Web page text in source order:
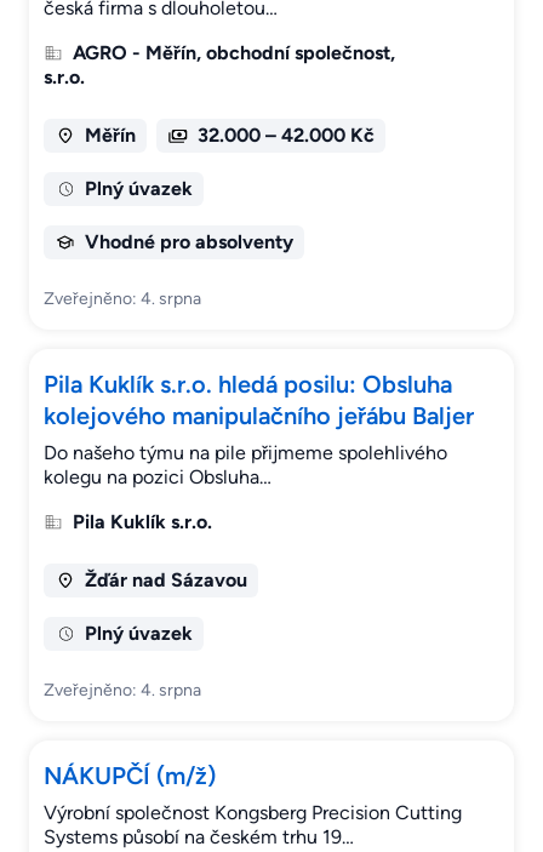
česká firma s dlouholetou…
AGRO - Měřín, obchodní společnost,
s.r.o.
Měřín 32.000 – 42.000 Kč
Plný úvazek
Vhodné pro absolventy
Zveřejněno: 4. srpna
Pila Kuklík s.r.o. hledá posilu: Obsluha
kolejového manipulačního jeřábu Baljer
Do našeho týmu na pile přijmeme spolehlivého
kolegu na pozici Obsluha…
Pila Kuklík s.r.o.
Žďár nad Sázavou
Plný úvazek
Zveřejněno: 4. srpna
NÁKUPČÍ (m/ž)
Výrobní společnost Kongsberg Precision Cutting
Systems působí na českém trhu 19…